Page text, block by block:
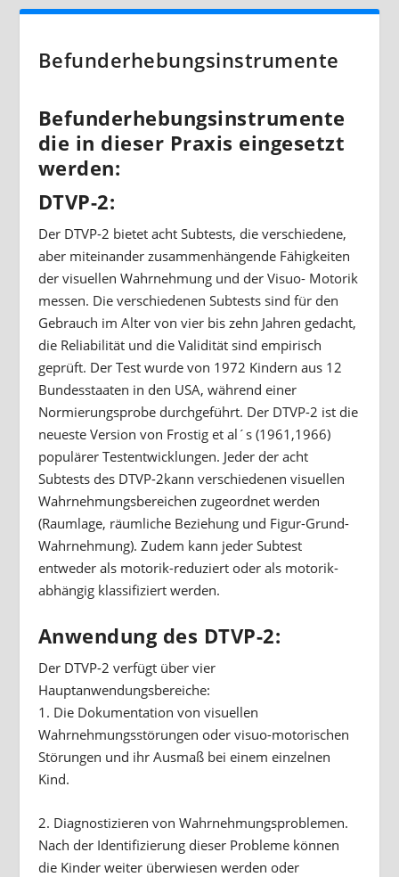
Befunderhebungsinstrumente
Befunderhebungsinstrumente
die in dieser Praxis eingesetzt
werden:
DTVP-2:
Der DTVP-2 bietet acht Subtests, die verschiedene,
aber miteinander zusammenhängende Fähigkeiten
der visuellen Wahrnehmung und der Visuo- Motorik
messen. Die verschiedenen Subtests sind für den
Gebrauch im Alter von vier bis zehn Jahren gedacht,
die Reliabilität und die Validität sind empirisch
geprüft. Der Test wurde von 1972 Kindern aus 12
Bundesstaaten in den USA, während einer
Normierungsprobe durchgeführt. Der DTVP-2 ist die
neueste Version von Frostig et al´s (1961,1966)
populärer Testentwicklungen. Jeder der acht
Subtests des DTVP-2kann verschiedenen visuellen
Wahrnehmungsbereichen zugeordnet werden
(Raumlage, räumliche Beziehung und Figur-Grund-
Wahrnehmung). Zudem kann jeder Subtest
entweder als motorik-reduziert oder als motorik-
abhängig klassifiziert werden.
Anwendung des DTVP-2:
Der DTVP-2 verfügt über vier
Hauptanwendungsbereiche:
1. Die Dokumentation von visuellen
Wahrnehmungsstörungen oder visuo-motorischen
Störungen und ihr Ausmaß bei einem einzelnen
Kind.
2. Diagnostizieren von Wahrnehmungsproblemen.
Nach der Identifizierung dieser Probleme können
die Kinder weiter überwiesen werden oder